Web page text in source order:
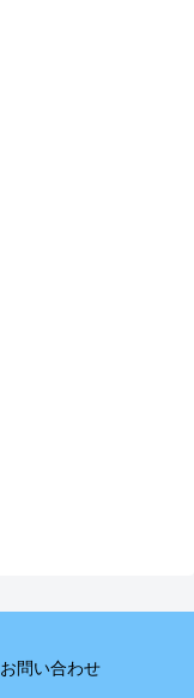
お問い合わせ